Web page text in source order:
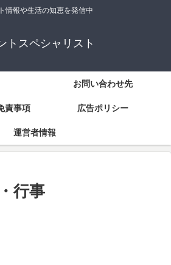
情報や生活の知恵を発信中
トスペシャリスト
お問い合わせ先
責事項 広告ポリシー
運営者情報
行事